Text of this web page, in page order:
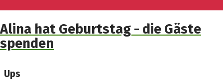
Alina hat Geburtstag - die Gäste
spenden
Ups